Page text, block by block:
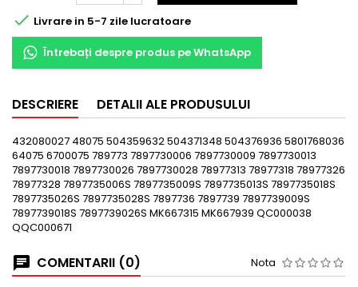
 Livrare in 5-7 zile lucratoare
Întrebați despre produs pe WhatsApp
DESCRIERE DETALII ALE PRODUSULUI
432080027 48075 504359632 504371348 504376936 5801768036
64075 6700075 789773 7897730006 7897730009 7897730013
7897730018 7897730026 7897730028 78977313 78977318 78977326
78977328 7897735006S 7897735009S 7897735013S 7897735018S
7897735026S 7897735028S 7897736 7897739 7897739009S
7897739018S 7897739026S MK667315 MK667939 QC000038
QQC000671
COMENTARII (0) Nota